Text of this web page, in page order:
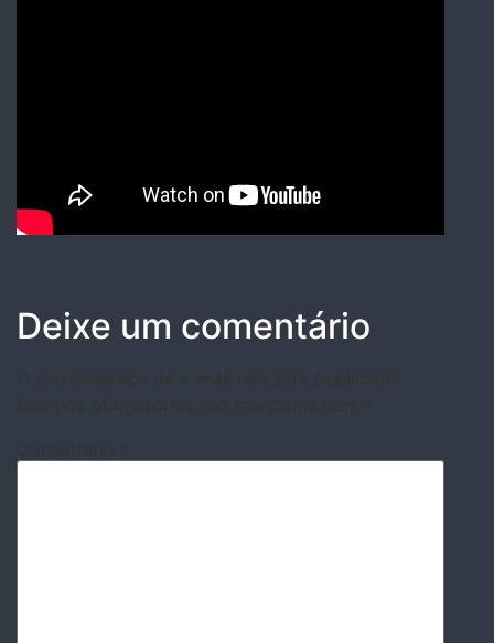
Deixe um comentário